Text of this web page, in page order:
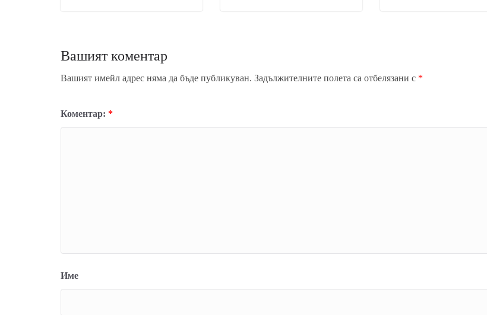
Вашият коментар
Вашият имейл адрес няма да бъде публикуван. Задължителните полета са отбелязани с *
Коментар: *
Име